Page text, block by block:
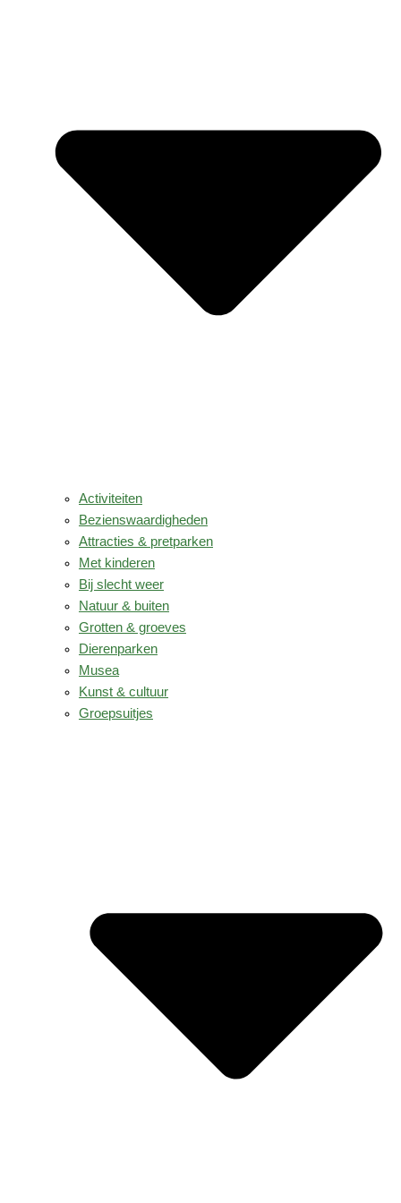
Activiteiten
Bezienswaardigheden
Attracties & pretparken
Met kinderen
Bij slecht weer
Natuur & buiten
Grotten & groeves
Dierenparken
Musea
Kunst & cultuur
Groepsuitjes